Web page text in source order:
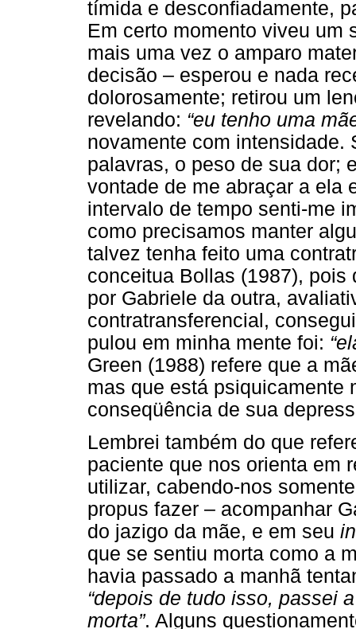
tímida e desconfiadamente,
Em certo momento viveu um
mais uma vez o amparo
decisão – esperou e nada
dolorosamente; retirou um
revelando: “eu tenho uma
novamente com intensidade.
palavras, o peso de sua dor;
vontade de me abraçar a ela
intervalo de tempo senti-me
como precisamos manter
talvez tenha feito uma
conceitua Bollas (1987),
por Gabriele da outra,
contratransferencial,
pulou em minha mente foi:
Green (1988) refere que a
mas que está psiquicamente
conseqüência de sua
Lembrei também do que
paciente que nos orienta em
utilizar, cabendo-nos
propus fazer – acompanhar
do jazigo da mãe, e em seu
que se sentiu morta como a
havia passado a manhã
“depois de tudo isso, passei
morta”. Alguns